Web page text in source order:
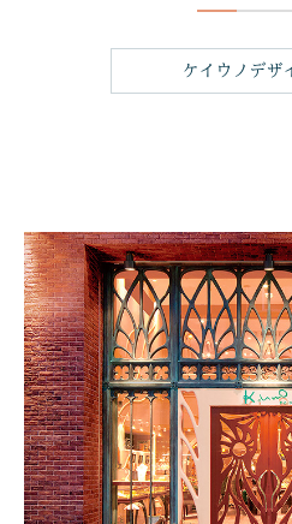
ケイウノデザ